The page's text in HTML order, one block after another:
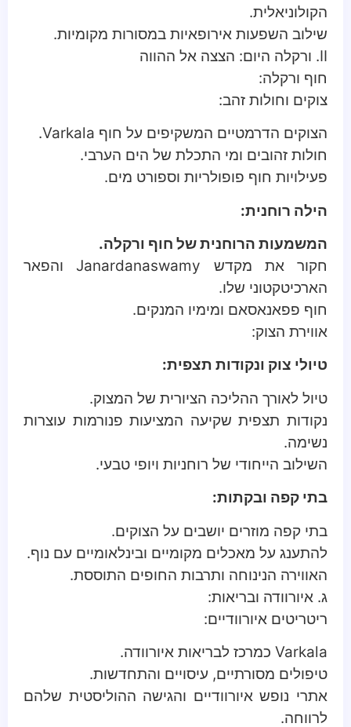
הקולוניאלית.
שילוב השפעות אירופאיות במסורות מקומיות.
II. ורקלה היום: הצצה אל ההווה
חוף ורקלה:
צוקים וחולות זהב:
הצוקים הדרמטיים המשקיפים על חוף Varkala.
חולות זהובים ומי התכלת של הים הערבי.
פעילויות חוף פופולריות וספורט מים.
הילה רוחנית:
המשמעות הרוחנית של חוף ורקלה.
חקור את מקדש Janardanaswamy והפאר
הארכיטקטוני שלו.
חוף פפאנאסאם ומימיו המנקים.
אווירת הצוק:
טיולי צוק ונקודות תצפית:
טיול לאורך ההליכה הציורית של המצוק.
נקודות תצפית שקיעה המציעות פנורמות עוצרות
נשימה.
השילוב הייחודי של רוחניות ויופי טבעי.
בתי קפה ובקתות:
בתי קפה מוזרים יושבים על הצוקים.
להתענג על מאכלים מקומיים ובינלאומיים עם נוף.
האווירה הנינוחה ותרבות החופים התוססת.
ג. איורוודה ובריאות:
ריטריטים איורוודיים:
Varkala כמרכז לבריאות איורוודה.
טיפולים מסורתיים, עיסויים והתחדשות.
אתרי נופש איורוודיים והגישה ההוליסטית שלהם
לרווחה.